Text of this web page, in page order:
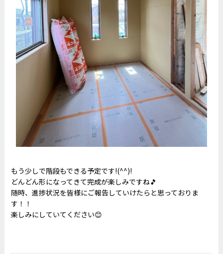
もう少しで階段もできる予定です!(^^)!
どんどん形になってきて完成が楽しみですね🎵
随時、進捗状況を皆様にご報告していけたらと思っておりま
す！！
楽しみにしていてください😊